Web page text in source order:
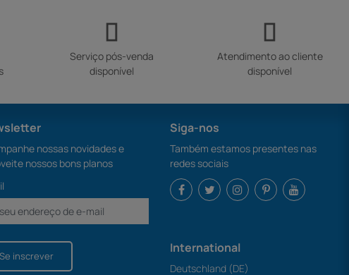
Serviço pós-venda
disponível
Atendimento ao cliente
disponível
nossas novidades e
nossos bons planos
Se inscrever
Siga-nos
Também estamos presentes nas
redes sociais
International
Deutschland (DE)